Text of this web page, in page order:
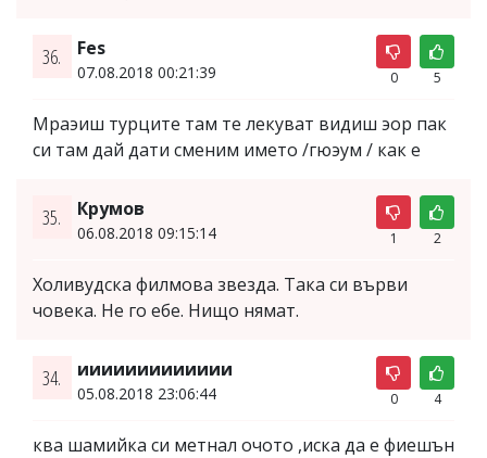
36. Fes
07.08.2018 00:21:39 0 5
Мраэиш турците там те лекуват видиш эор пак
си там дай дати сменим името /гюэум / как е
35. Крумов
06.08.2018 09:15:14 1 2
Холивудска филмова звезда. Така си върви
човека. Не го ебе. Нищо нямат.
34. иииииииииииии
05.08.2018 23:06:44 0 4
ква шамийка си метнал очото ,иска да е фиешън